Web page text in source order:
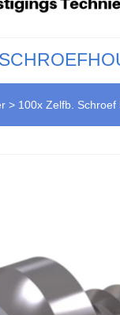
SCHROEF
> 100x Zelfb. Schroef